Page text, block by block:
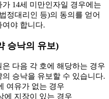
14세 미만인자일 경우에는
정대리인 등)의 동의를 얻어
여야 합니다.
승낙의 유보)
다음 각 호에 해당하는 경우
의 승낙을 유보할 수 있습니다.
여유가 없는 경우
에 지장이 있는 경우